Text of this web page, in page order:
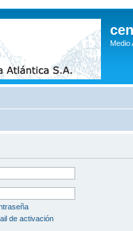
Medio
de activación